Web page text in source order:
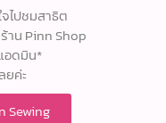
ไปชมสาธิต
าน Pinn Shop
อดมิน*
ยค่ะ
Sewing